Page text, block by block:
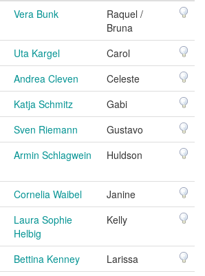
Vera Bunk
Raquel /
Bruna
Uta Kargel
Carol
Andrea Cleven
Celeste
Katja Schmitz
Gabi
Sven Riemann
Gustavo
Armin Schlagwein Huldson
Cornelia Waibel
Janine
Laura Sophie
Helbig
Kelly
Bettina Kenney
Larissa